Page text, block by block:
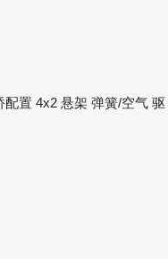
配置 4x2 悬架 弹簧/空气 驱